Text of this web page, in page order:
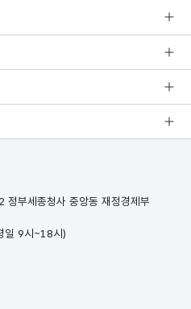
부세종청사 중앙동 재정경제부
일 9시~18시)